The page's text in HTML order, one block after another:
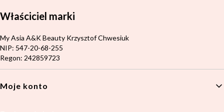
Właściciel marki
Adres:
My Asia A&K Beauty Krzysztof Chwesiuk
NIP: 547-20-68-255
Regon: 242859723
Linki w stopce
Moje konto